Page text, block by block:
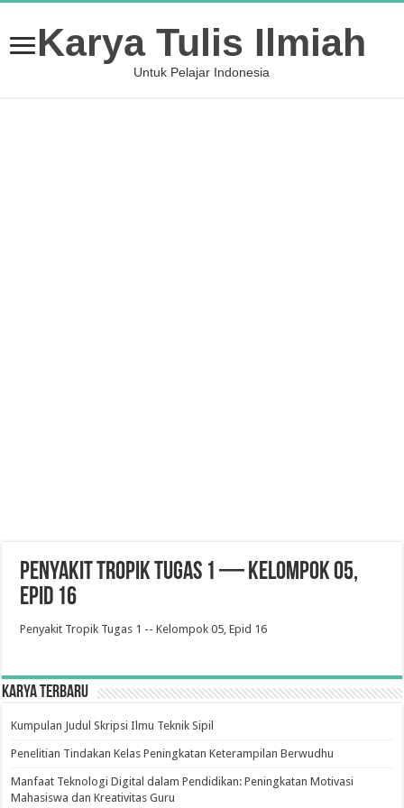
Karya Tulis Ilmiah
Untuk Pelajar Indonesia
Penyakit Tropik Tugas 1 — Kelompok 05,
Epid 16
Penyakit Tropik Tugas 1 -- Kelompok 05, Epid 16
Karya Terbaru
Kumpulan Judul Skripsi Ilmu Teknik Sipil
Penelitian Tindakan Kelas Peningkatan Keterampilan Berwudhu
Manfaat Teknologi Digital dalam Pendidikan: Peningkatan Motivasi
Mahasiswa dan Kreativitas Guru